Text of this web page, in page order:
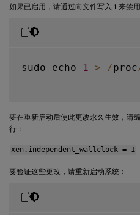
如果已启用，请通过向文件写入 1 来禁
sudo echo 1 > /proc
要在重新启动后使此更改永久生效，请
行：
xen.independent_wallclock = 1
要验证这些更改，请重新启动系统：